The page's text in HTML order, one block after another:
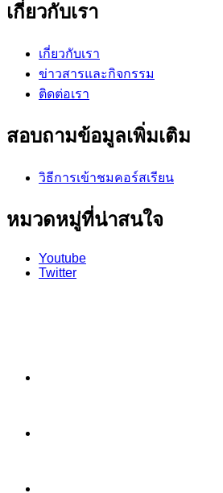
เกี่ยวกับเรา
เกี่ยวกับเรา
ข่าวสารและกิจกรรม
ติดต่อเรา
สอบถามข้อมูลเพิ่มเติม
วิธีการเข้าชมคอร์สเรียน
หมวดหมู่ที่น่าสนใจ
Youtube
Twitter